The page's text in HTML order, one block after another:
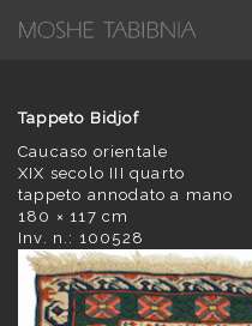
Tappeto Bidjof
Caucaso orientale
XIX secolo III quarto
tappeto annodato a mano
180 × 117 cm
Inv. n.: 100528